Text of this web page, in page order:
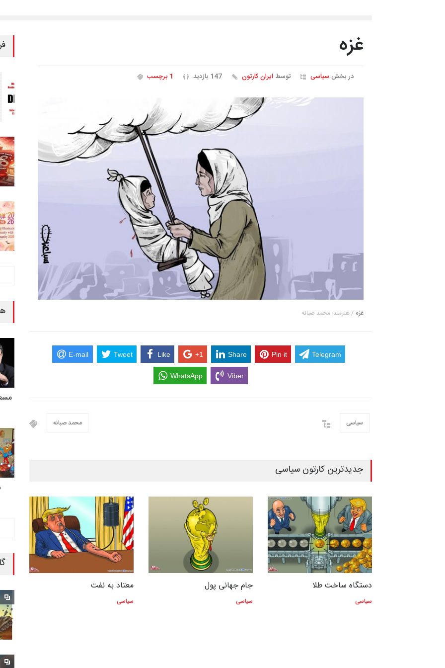
غزه
در بخش سیاسی توسط ایران کارتون 147 بازدید 1 برچسب
غزه / هنرمند: محمد صبانه
E-mail Tweet Like +1 Share Pin it Telegram
WhatsApp Viber
محمد صبانه سیاسی
جدیدترین کارتون سیاسی
معتاد به نفت
سیاسی
جام جهانی پول
سیاسی
دستگاه ساخت طلا
سیاسی